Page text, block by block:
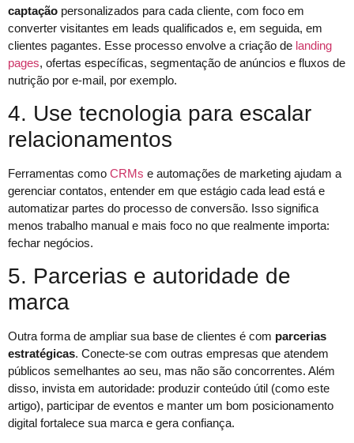
captação personalizados para cada cliente, com foco em
converter visitantes em leads qualificados e, em seguida, em
clientes pagantes. Esse processo envolve a criação de landing
pages, ofertas específicas, segmentação de anúncios e fluxos de
nutrição por e-mail, por exemplo.
4. Use tecnologia para escalar
relacionamentos
Ferramentas como CRMs e automações de marketing ajudam a
gerenciar contatos, entender em que estágio cada lead está e
automatizar partes do processo de conversão. Isso significa
menos trabalho manual e mais foco no que realmente importa:
fechar negócios.
5. Parcerias e autoridade de
marca
Outra forma de ampliar sua base de clientes é com parcerias
estratégicas. Conecte-se com outras empresas que atendem
públicos semelhantes ao seu, mas não são concorrentes. Além
disso, invista em autoridade: produzir conteúdo útil (como este
artigo), participar de eventos e manter um bom posicionamento
digital fortalece sua marca e gera confiança.